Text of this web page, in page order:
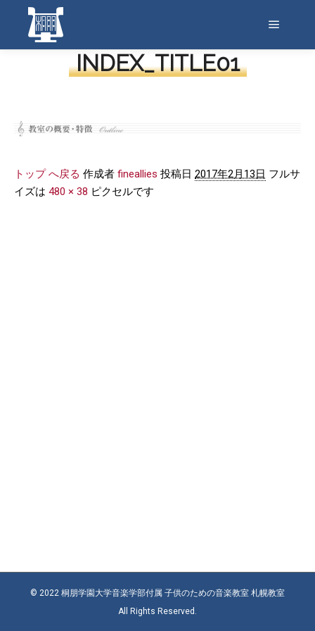
INDEX_TITLE01
トップ へ戻る 作成者 fineallies 投稿日 2017年2月13日 フルサ
イズは 480 × 38 ピクセルです
© 2022 桐朋学園大学音楽学部付属 子供のための音楽教室 札幌教室
All Rights Reserved.